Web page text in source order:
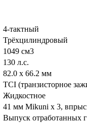
4-тактный
Трёхцилиндровый
1049 см3
130 л.с.
82.0 x 66.2 мм
TCI (транзисторное
Жидкостное
41 мм Mikuni x 3,
Выпуск отработанных